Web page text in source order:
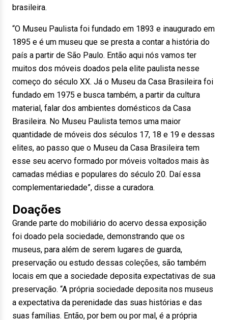
brasileira.
“O Museu Paulista foi fundado em 1893 e inaugurado em
1895 e é um museu que se presta a contar a história do
país a partir de São Paulo. Então aqui nós vamos ter
muitos dos móveis doados pela elite paulista nesse
começo do século XX. Já o Museu da Casa Brasileira foi
fundado em 1975 e busca também, a partir da cultura
material, falar dos ambientes domésticos da Casa
Brasileira. No Museu Paulista temos uma maior
quantidade de móveis dos séculos 17, 18 e 19 e dessas
elites, ao passo que o Museu da Casa Brasileira tem
esse seu acervo formado por móveis voltados mais às
camadas médias e populares do século 20. Daí essa
complementariedade”, disse a curadora.
Doações
Grande parte do mobiliário do acervo dessa exposição
foi doado pela sociedade, demonstrando que os
museus, para além de serem lugares de guarda,
preservação ou estudo dessas coleções, são também
locais em que a sociedade deposita expectativas de sua
preservação. “A própria sociedade deposita nos museus
a expectativa da perenidade das suas histórias e das
suas famílias. Então, por bem ou por mal, é a própria